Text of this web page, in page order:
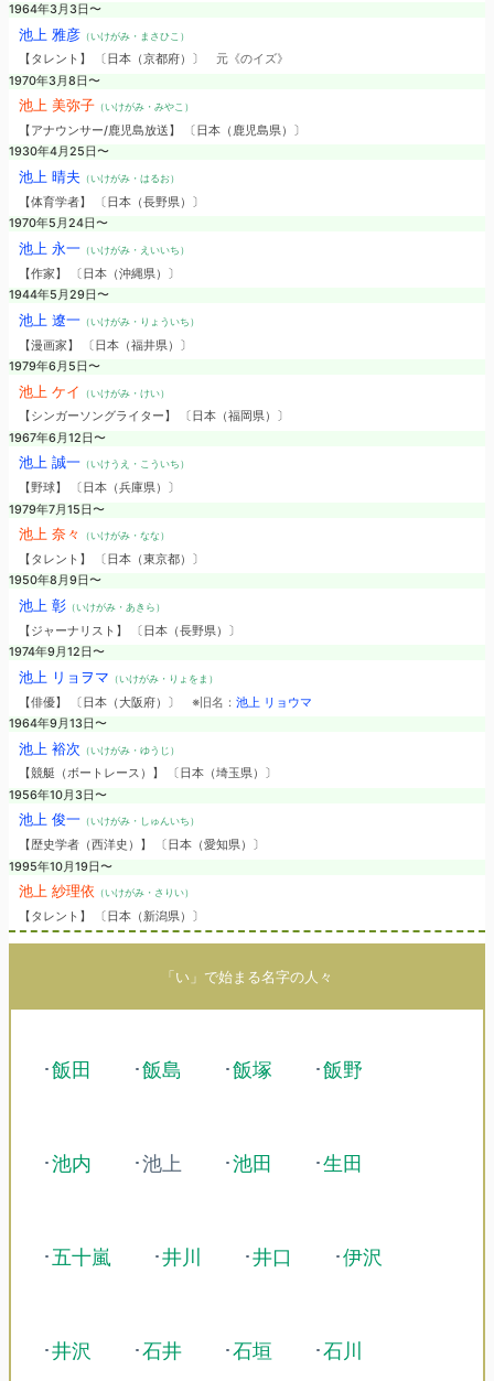
1964年3月3日〜
池上 雅彦（いけがみ・まさひこ）
【タレント】 〔日本（京都府）〕 元《のイズ》
1970年3月8日〜
池上 美弥子（いけがみ・みやこ）
【アナウンサー/鹿児島放送】 〔日本（鹿児島県）〕
1930年4月25日〜
池上 晴夫 （いけがみ・はるお）
【体育学者】 〔日本（長野県）〕
1970年5月24日〜
池上 永一（いけがみ・えいいち）
【作家】 〔日本（沖縄県）〕
1944年5月29日〜
池上 遼一（いけがみ・りょういち）
【漫画家】 〔日本（福井県）〕
1979年6月5日〜
池上 ケイ （いけがみ・けい）
【シンガーソングライター】 〔日本（福岡県）〕
1967年6月12日〜
池上 誠一（いけうえ・こういち）
【野球】 〔日本（兵庫県）〕
1979年7月15日〜
池上 奈々 （いけがみ・なな）
【タレント】 〔日本（東京都）〕
1950年8月9日〜
池上 彰（いけがみ・あきら）
【ジャーナリスト】 〔日本（長野県）〕
1974年9月12日〜
池上 リョヲマ （いけがみ・りょをま）
【俳優】 〔日本（大阪府）〕 ※旧名： 池上 リョウマ
1964年9月13日〜
池上 裕次 （いけがみ・ゆうじ）
【競艇（ボートレース）】 〔日本（埼玉県）〕
1956年10月3日〜
池上 俊一（いけがみ・しゅんいち）
【歴史学者（西洋史）】 〔日本（愛知県）〕
1995年10月19日〜
池上 紗理依 （いけがみ・さりい）
【タレント】 〔日本（新潟県）〕
「い」で始まる名字の人々
･飯田 ･飯島 ･飯塚 ･飯野
･池内 ･池上 ･池田 ･生田
･五十嵐 ･井川 ･井口 ･伊沢
･井沢 ･石井 ･石垣 ･石川